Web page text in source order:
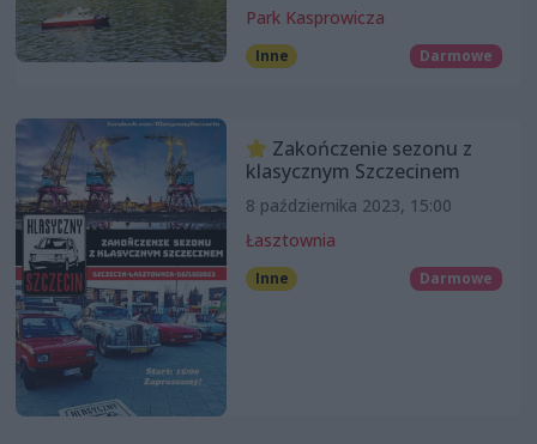
Park Kasprowicza
Inne Darmowe
Zakończenie sezonu z
klasycznym Szczecinem
8 października 2023, 15:00
Łasztownia
Inne Darmowe